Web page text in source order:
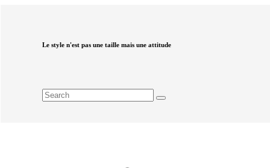
Le style n'est pas une taille mais une attitude